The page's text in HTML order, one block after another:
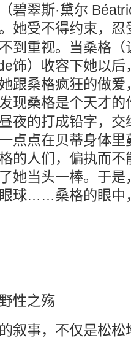
碧翠斯·黛尔
她受不得约束，
到重视。当桑格（
饰）收容下她以
跟桑格疯狂的做
现桑格是个天才
夜的打成铅字，
点点在贝蒂身体
的人们，偏执而
她当头一棒。于
球……桑格的眼中
性之殇
叙事，不仅是松